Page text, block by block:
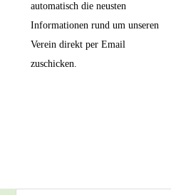
automatisch die neusten
Informationen rund um unseren
Verein direkt per Email
zuschicken.